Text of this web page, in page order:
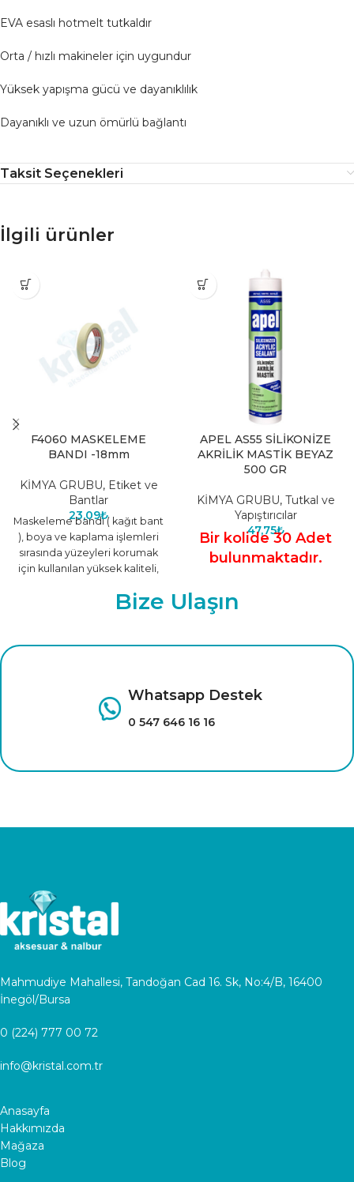
EVA esaslı hotmelt tutkaldır
Orta / hızlı makineler için uygundur
Yüksek yapışma gücü ve dayanıklılık
Dayanıklı ve uzun ömürlü bağlantı
Taksit Seçenekleri
İlgili ürünler
F4060 MASKELEME
BANDI -18mm
KİMYA GRUBU, Etiket ve
Bantlar
23,09₺
Maskeleme bandı ( kağıt bant
), boya ve kaplama işlemleri
sırasında yüzeyleri korumak
için kullanılan yüksek kaliteli,
APEL AS55 SİLİKONİZE
AKRİLİK MASTİK BEYAZ
500 GR
KİMYA GRUBU, Tutkal ve
Yapıştırıcılar
47,75₺
Bir kolide 30 Adet
bulunmaktadır.
Bize Ulaşın
Whatsapp Destek
0 547 646 16 16
Mahmudiye Mahallesi, Tandoğan Cad 16. Sk, No:4/B, 16400
İnegöl/Bursa
0 (224) 777 00 72
info@kristal.com.tr
Anasayfa
Hakkımızda
Mağaza
Blog